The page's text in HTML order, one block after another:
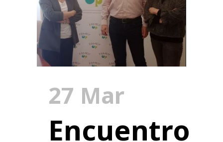
27 Mar
Encuentro